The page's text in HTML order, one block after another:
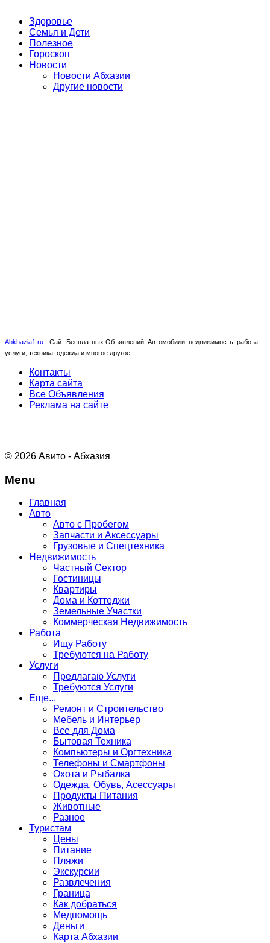
Здоровье
Семья и Дети
Полезное
Гороскоп
Новости
Новости Абхазии
Другие новости
Abkhazia1.ru - Сайт Бесплатных Объявлений. Автомобили, недвижимость, работа,
услуги, техника, одежда и многое другое.
Контакты
Карта сайта
Все Объявления
Реклама на сайте
© 2026 Авито - Абхазия
Menu
Главная
Авто
Авто с Пробегом
Запчасти и Аксессуары
Грузовые и Спецтехника
Недвижимость
Частный Сектор
Гостиницы
Квартиры
Дома и Коттеджи
Земельные Участки
Коммерческая Недвижимость
Работа
Ищу Работу
Требуются на Работу
Услуги
Предлагаю Услуги
Требуются Услуги
Еще...
Ремонт и Строительство
Мебель и Интерьер
Все для Дома
Бытовая Техника
Компьютеры и Оргтехника
Телефоны и Смартфоны
Охота и Рыбалка
Одежда, Обувь, Асессуары
Продукты Питания
Животные
Разное
Туристам
Цены
Питание
Пляжи
Экскурсии
Развлечения
Граница
Как добраться
Медпомощь
Деньги
Карта Абхазии